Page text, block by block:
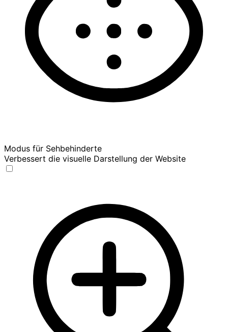
Modus für Sehbehinderte
Verbessert die visuelle Darstellung der Website